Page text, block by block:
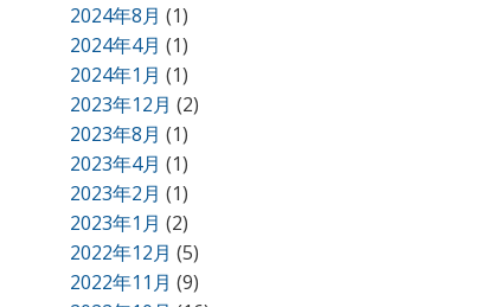
2024年8月 (1)
2024年4月 (1)
2024年1月 (1)
2023年12月 (2)
2023年8月 (1)
2023年4月 (1)
2023年2月 (1)
2023年1月 (2)
2022年12月 (5)
2022年11月 (9)